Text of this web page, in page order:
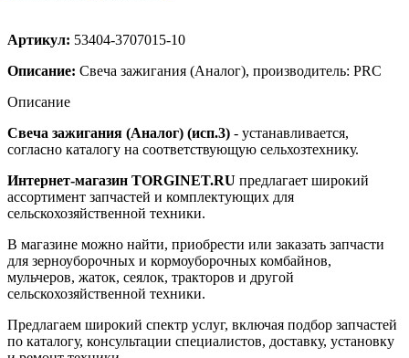
Артикул: 53404-3707015-10
Описание: Свеча зажигания (Аналог), производитель: PRC
Описание
Свеча зажигания (Аналог) (исп.3) - устанавливается,
согласно каталогу на соответствующую сельхозтехнику.
Интернет-магазин TORGINET.RU предлагает широкий
ассортимент запчастей и комплектующих для
сельскохозяйственной техники.
В магазине можно найти, приобрести или заказать запчасти
для зерноуборочных и кормоуборочных комбайнов,
мульчеров, жаток, сеялок, тракторов и другой
сельскохозяйственной техники.
Предлагаем широкий спектр услуг, включая подбор запчастей
по каталогу, консультации специалистов, доставку, установку